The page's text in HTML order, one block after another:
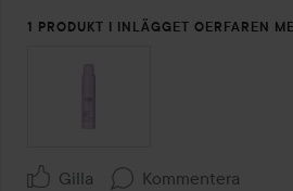
1 PRODUKT I INLÄGGET OERFAREN
Gilla Kommentera